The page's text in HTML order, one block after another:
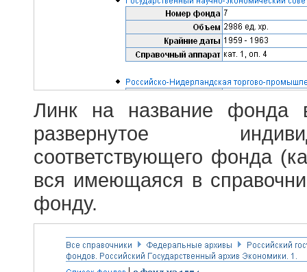
Линк на название фонда
развернутое
соответствующего фонда
вся имеющаяся в
фонду.